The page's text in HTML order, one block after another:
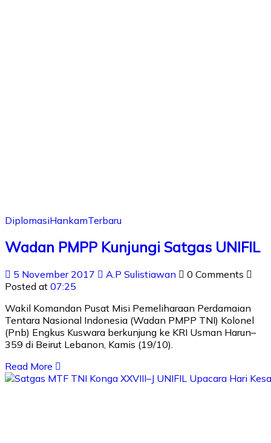
DiplomasiHankamTerbaru
Wadan PMPP Kunjungi Satgas UNIFIL
5 November 2017 A.P Sulistiawan
0 Comments
Posted at 07:25
Wakil Komandan Pusat Misi Pemeliharaan Perdamaian
Tentara Nasional Indonesia (Wadan PMPP TNI) Kolonel
(Pnb) Engkus Kuswara berkunjung ke KRI Usman Harun–
359 di Beirut Lebanon, Kamis (19/10).
Read More